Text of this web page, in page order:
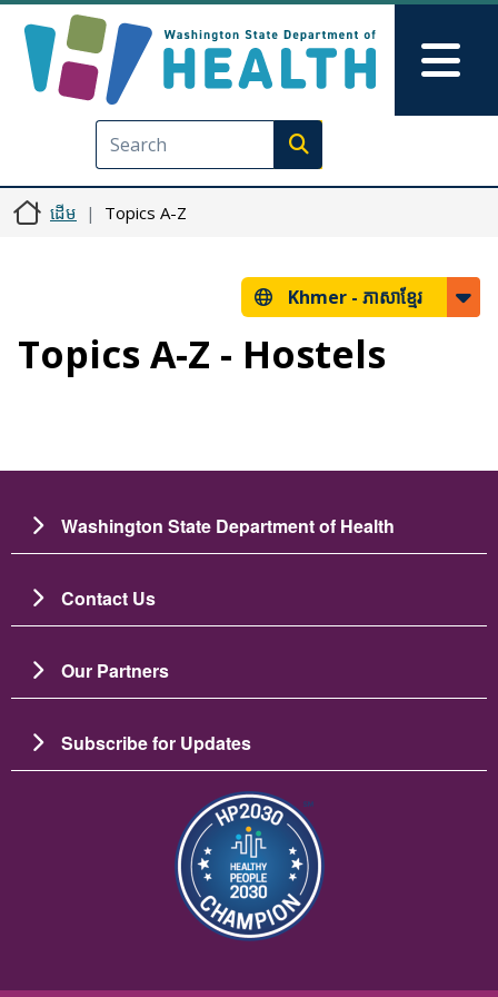
Execute search
ដើម Topics A-Z
Khmer - ភាសាខ្មែរ
Topics A-Z - Hostels
Washington State Department of Health
Contact Us
Our Partners
Subscribe for Updates
រូប​ភាព